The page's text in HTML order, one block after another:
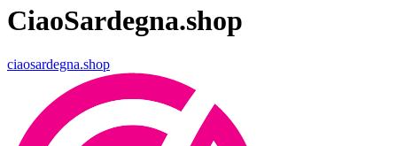
CiaoSardegna.shop
ciaosardegna.shop